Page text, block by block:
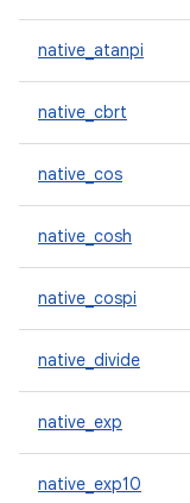
native_atanpi
native_cbrt
native_cos
native_cosh
native_cospi
native_divide
native_exp
native_exp10